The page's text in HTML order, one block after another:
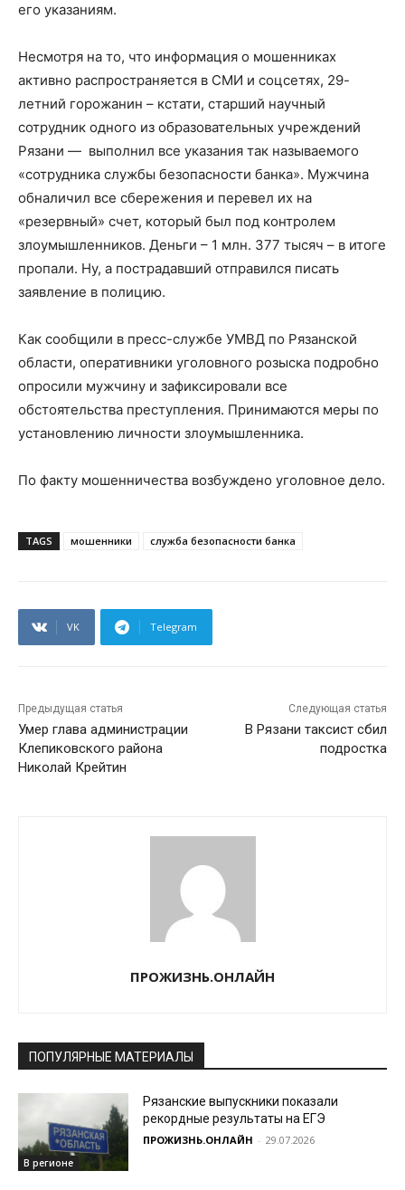
его указаниям.
Несмотря на то, что информация о мошенниках
активно распространяется в СМИ и соцсетях, 29-
летний горожанин – кстати, старший научный
сотрудник одного из образовательных учреждений
Рязани — выполнил все указания так называемого
«сотрудника службы безопасности банка». Мужчина
обналичил все сбережения и перевел их на
«резервный» счет, который был под контролем
злоумышленников. Деньги – 1 млн. 377 тысяч – в итоге
пропали. Ну, а пострадавший отправился писать
заявление в полицию.
Как сообщили в пресс-службе УМВД по Рязанской
области, оперативники уголовного розыска подробно
опросили мужчину и зафиксировали все
обстоятельства преступления. Принимаются меры по
установлению личности злоумышленника.
По факту мошенничества возбуждено уголовное дело.
TAGS мошенники служба безопасности банка
VK Telegram
Предыдущая статья
Умер глава администрации
Клепиковского района
Николай Крейтин
Следующая статья
В Рязани таксист сбил
подростка
ПРОЖИЗНЬ.ОНЛАЙН
ПОПУЛЯРНЫЕ МАТЕРИАЛЫ
В регионе
Рязанские выпускники показали
рекордные результаты на ЕГЭ
ПРОЖИЗНЬ.ОНЛАЙН - 29.07.2026